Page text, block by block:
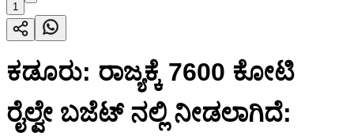
1
ಕಡೂರು: ರಾಜ್ಯಕ್ಕೆ 7600 ಕೋಟಿ
ರೈಲ್ವೇ ಬಜೆಟ್ ನಲ್ಲಿ ನೀಡಲಾಗಿದೆ‌: